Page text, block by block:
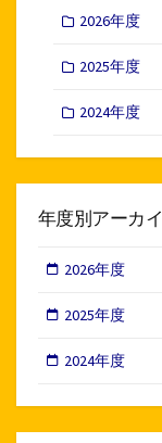
2026年度
2025年度
2024年度
年度別アーカ
2026年度
2025年度
2024年度